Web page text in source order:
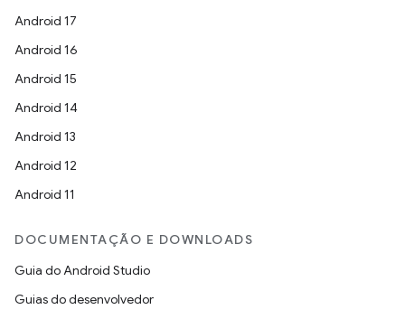
Android 17
Android 16
Android 15
Android 14
Android 13
Android 12
Android 11
DOCUMENTAÇÃO E DOWNLOADS
Guia do Android Studio
Guias do desenvolvedor